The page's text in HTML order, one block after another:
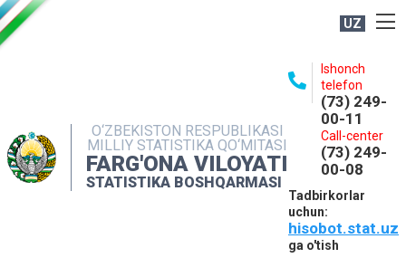
UZ
O‘ZBEKISTON RESPUBLIKASI
MILLIY STATISTIKA QO‘MITASI
FARG'ONA VILOYATI
STATISTIKA BOSHQARMASI
Ishonch
telefon
(73) 249-
00-11
Call-center
(73) 249-
00-08
Tadbirkorlar
uchun:
hisobot.stat.uz
ga o'tish
NASHRLAR
INTERAKTIV XIZMATLAR
MATBUOT XIZMATI